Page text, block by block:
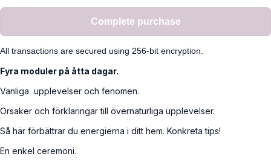
Complete purchase
All transactions are secured using 256-bit encryption.
Fyra moduler på åtta dagar.
Vanliga upplevelser och fenomen.
Orsaker och förklaringar till övernaturliga upplevelser.
Så här förbättrar du energierna i ditt hem. Konkreta tips!
En enkel ceremoni.